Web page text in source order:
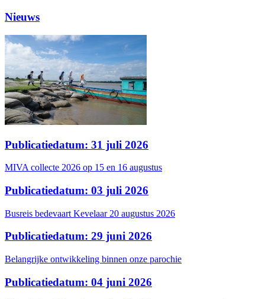
Nieuws
Publicatiedatum: 31 juli 2026
MIVA collecte 2026 op 15 en 16 augustus
Publicatiedatum: 03 juli 2026
Busreis bedevaart Kevelaar 20 augustus 2026
Publicatiedatum: 29 juni 2026
Belangrijke ontwikkeling binnen onze parochie
Publicatiedatum: 04 juni 2026